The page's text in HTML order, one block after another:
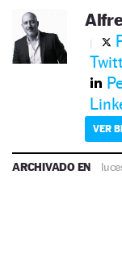
VER
ARCHIVADO EN